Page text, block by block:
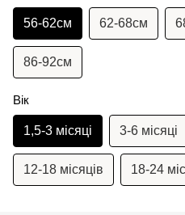
56-62см 62-68см
86-92см
Вік
1,5-3 місяці 3-6 місяці
12-18 місяців 18-24